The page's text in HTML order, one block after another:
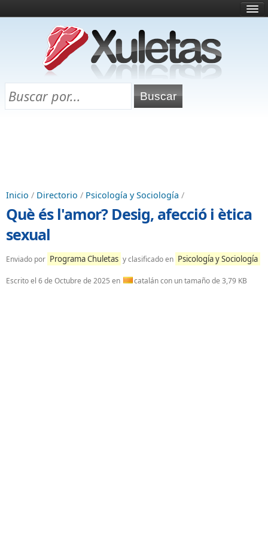
¿Qué es esto?
Directorio
Chuletas para exámenes
Inicio / Directorio / Psicología y Sociología /
Què és l'amor? Desig, afecció i ètica
sexual
Enviado por Programa Chuletas y clasificado en Psicología y Sociología
Escrito el 6 de Octubre de 2025 en catalán con un tamaño de 3,79 KB